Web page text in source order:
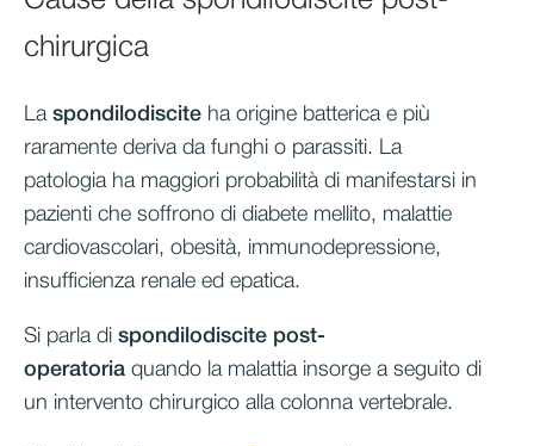
chirurgica
La spondilodiscite ha origine batterica e più
raramente deriva da funghi o parassiti. La
patologia ha maggiori probabilità di manifestarsi in
pazienti che soffrono di diabete mellito, malattie
cardiovascolari, obesità, immunodepressione,
insufficienza renale ed epatica.
Si parla di spondilodiscite post-
operatoria quando la malattia insorge a seguito di
un intervento chirurgico alla colonna vertebrale.